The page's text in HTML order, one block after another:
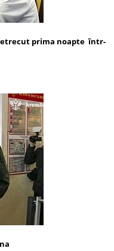
prima noapte într-